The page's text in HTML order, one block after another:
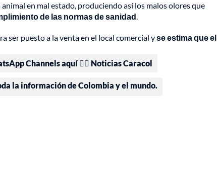
en mal estado, produciendo así los malos olores que
de las normas de sanidad.
ser puesto a la venta en el local comercial yse estima que el
Channels aquí 👉🏻 Noticias Caracol
la información de Colombia y el mundo.